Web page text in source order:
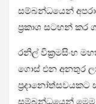
සම්බන්ධයෙන්
ප්‍රකාශ සටහන් කර
රනිල් වික්‍රමසිංහ
ගොස් එන අනතුර
ප්‍රදානෝත්සවයකට
සම්බන්ධයෙන් මෙම